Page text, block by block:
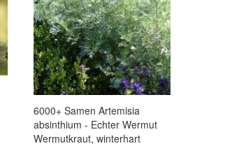
6000+ Samen Artemisia
absinthium - Echter Wermut
Wermutkraut, winterhart